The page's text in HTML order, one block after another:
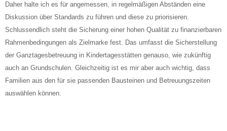
Daher halte ich es für angemessen, in regelmäßigen Abständen eine
Diskussion über Standards zu führen und diese zu priorisieren.
Schlussendlich steht die Sicherung einer hohen Qualität zu finanzierbaren
Rahmenbedingungen als Zielmarke fest. Das umfasst die Sicherstellung
der Ganztagesbetreuung in Kindertagesstätten genauso, wie zukünftig
auch an Grundschulen. Gleichzeitig ist es mir aber auch wichtig, dass
Familien aus den für sie passenden Bausteinen und Betreuungszeiten
auswählen können.